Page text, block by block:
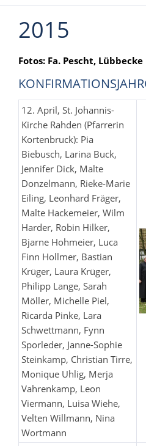
2015
Fotos: Fa. Pescht,
12. April, St. Johannis-
Kirche Rahden (Pfarrerin
Kortenbruck): Pia
Biebusch, Larina Buck,
Jennifer Dick, Malte
Donzelmann, Rieke-Marie
Eiling, Leonhard Fräger,
Malte Hackemeier, Wilm
Harder, Robin Hilker,
Bjarne Hohmeier, Luca
Finn Hollmer, Bastian
Krüger, Laura Krüger,
Philipp Lange, Sarah
Möller, Michelle Piel,
Ricarda Pinke, Lara
Schwettmann, Fynn
Sporleder, Janne-Sophie
Steinkamp, Christian Tirre,
Monique Uhlig, Merja
Vahrenkamp, Leon
Viermann, Luisa Wiehe,
Velten Willmann, Nina
Wortmann